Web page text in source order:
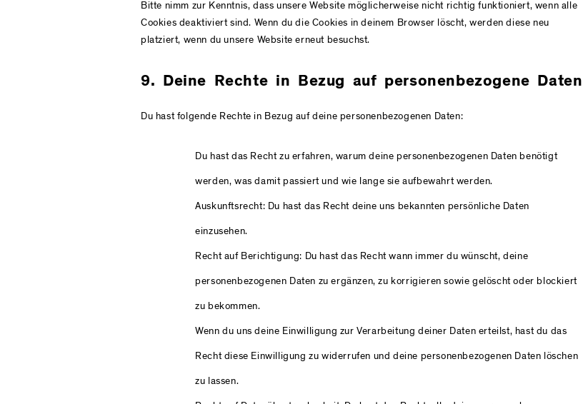
Bitte nimm zur Kenntnis, dass unsere Website möglicherweise nicht richtig funktioniert, wenn alle
Cookies deaktiviert sind. Wenn du die Cookies in deinem Browser löscht, werden diese neu
platziert, wenn du unsere Website erneut besuchst.
9. Deine Rechte in Bezug auf personenbezogene Daten
Du hast folgende Rechte in Bezug auf deine personenbezogenen Daten:
Du hast das Recht zu erfahren, warum deine personenbezogenen Daten benötigt
werden, was damit passiert und wie lange sie aufbewahrt werden.
Auskunftsrecht: Du hast das Recht deine uns bekannten persönliche Daten
einzusehen.
Recht auf Berichtigung: Du hast das Recht wann immer du wünscht, deine
personenbezogenen Daten zu ergänzen, zu korrigieren sowie gelöscht oder blockiert
zu bekommen.
Wenn du uns deine Einwilligung zur Verarbeitung deiner Daten erteilst, hast du das
Recht diese Einwilligung zu widerrufen und deine personenbezogenen Daten löschen
zu lassen.